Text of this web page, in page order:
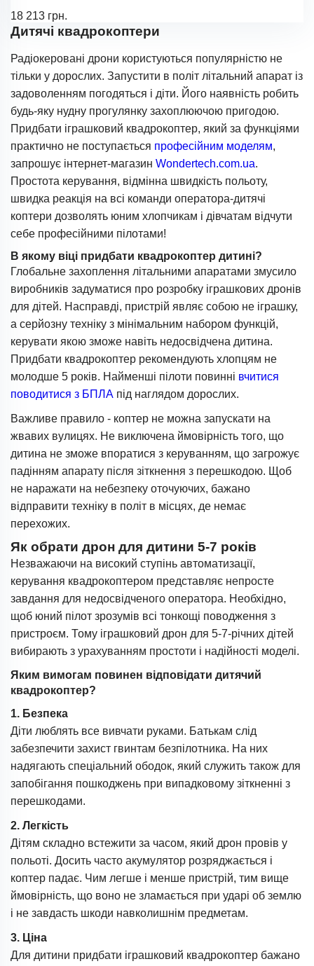
18 213 грн.
Дитячі квадрокоптери
Радіокеровані дрони користуються популярністю не
тільки у дорослих. Запустити в політ літальний апарат із
задоволенням погодяться і діти. Його наявність робить
будь-яку нудну прогулянку захоплюючою пригодою.
Придбати іграшковий квадрокоптер, який за функціями
практично не поступається професійним моделям,
запрошує інтернет-магазин Wondertech.com.ua.
Простота керування, відмінна швидкість польоту,
швидка реакція на всі команди оператора-дитячі
коптери дозволять юним хлопчикам і дівчатам відчути
себе професійними пілотами!
В якому віці придбати квадрокоптер дитині?
Глобальне захоплення літальними апаратами змусило
виробників задуматися про розробку іграшкових дронів
для дітей. Насправді, пристрій являє собою не іграшку,
а серйозну техніку з мінімальним набором функцій,
керувати якою зможе навіть недосвідчена дитина.
Придбати квадрокоптер рекомендують хлопцям не
молодше 5 років. Найменші пілоти повинні вчитися
поводитися з БПЛА під наглядом дорослих.
Важливе правило - коптер не можна запускати на
жвавих вулицях. Не виключена ймовірність того, що
дитина не зможе впоратися з керуванням, що загрожує
падінням апарату після зіткнення з перешкодою. Щоб
не наражати на небезпеку оточуючих, бажано
відправити техніку в політ в місцях, де немає
перехожих.
Як обрати дрон для дитини 5-7 років
Незважаючи на високий ступінь автоматизації,
керування квадрокоптером представляє непросте
завдання для недосвідченого оператора. Необхідно,
щоб юний пілот зрозумів всі тонкощі поводження з
пристроєм. Тому іграшковий дрон для 5-7-річних дітей
вибирають з урахуванням простоти і надійності моделі.
Яким вимогам повинен відповідати дитячий
квадрокоптер?
1. Безпека
Діти люблять все вивчати руками. Батькам слід
забезпечити захист гвинтам безпілотника. На них
надягають спеціальний ободок, який служить також для
запобігання пошкоджень при випадковому зіткненні з
перешкодами.
2. Легкість
Дітям складно встежити за часом, який дрон провів у
польоті. Досить часто акумулятор розряджається і
коптер падає. Чим легше і менше пристрій, тим вище
ймовірність, що воно не зламається при ударі об землю
і не завдасть шкоди навколишнім предметам.
3. Ціна
Для дитини придбати іграшковий квадрокоптер бажано